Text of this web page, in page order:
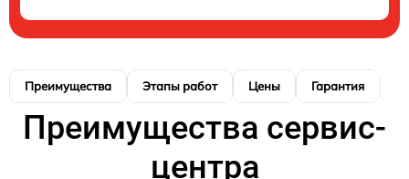
Преимущества Этапы работ Цены Гарантия
Преимущества сервис-
центра